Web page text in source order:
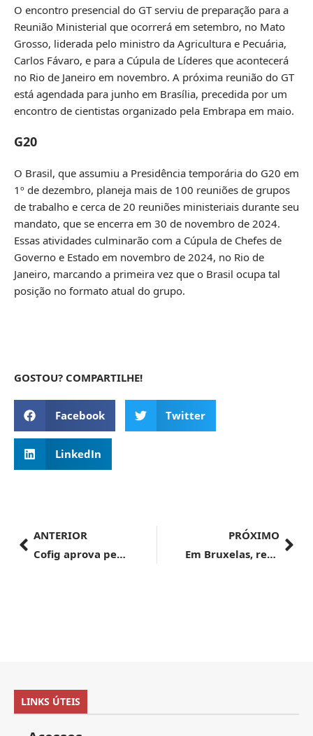
O encontro presencial do GT serviu de preparação para a
Reunião Ministerial que ocorrerá em setembro, no Mato
Grosso, liderada pelo ministro da Agricultura e Pecuária,
Carlos Fávaro, e para a Cúpula de Líderes que acontecerá
no Rio de Janeiro em novembro. A próxima reunião do GT
está agendada para junho em Brasília, precedida por um
encontro de cientistas organizado pela Embrapa em maio.
G20
O Brasil, que assumiu a Presidência temporária do G20 em
1º de dezembro, planeja mais de 100 reuniões de grupos
de trabalho e cerca de 20 reuniões ministeriais durante seu
mandato, que se encerra em 30 de novembro de 2024.
Essas atividades culminarão com a Cúpula de Chefes de
Governo e Estado em novembro de 2024, no Rio de
Janeiro, marcando a primeira vez que o Brasil ocupa tal
posição no formato atual do grupo.
GOSTOU? COMPARTILHE!
Facebook Twitter
LinkedIn
ANTERIOR
Cofig aprova pedido de cobertura do Seguro de Crédito à Exportação
PRÓXIMO
Em Bruxelas, representante do Mapa participa de Conferência Mundial do Cacau
LINKS ÚTEIS